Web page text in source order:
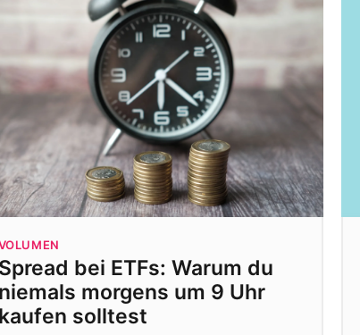
Spread bei ETFs: Warum du
niemals morgens um 9 Uhr
kaufen solltest